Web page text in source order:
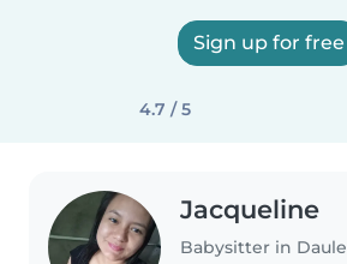
Sign up for free
4.7 / 5
Jacqueline
Babysitter in Daule